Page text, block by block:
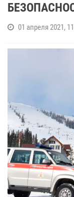
01 апреля 2021,